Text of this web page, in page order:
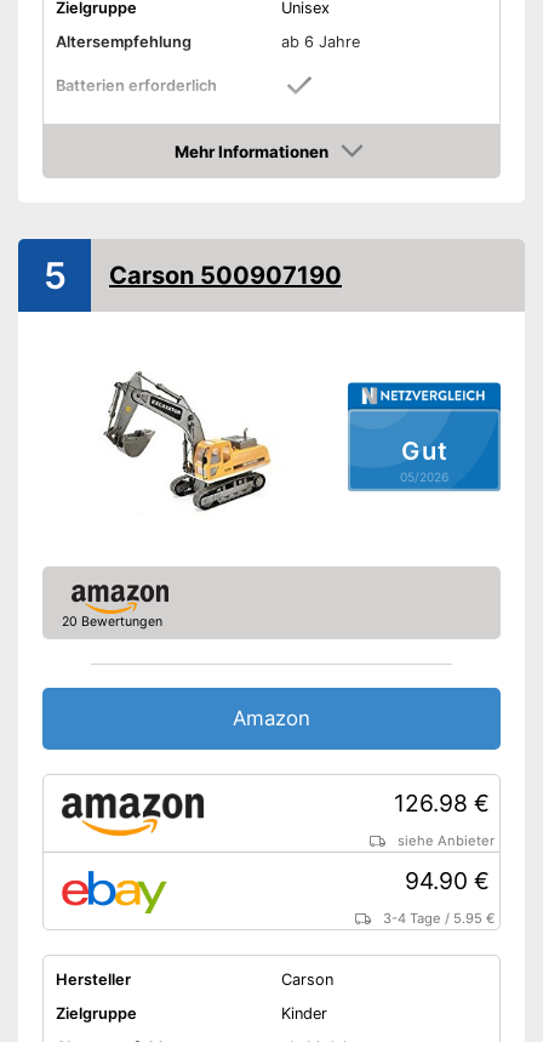
Zielgruppe
Unisex
Altersempfehlung
ab 6 Jahre
Batterien erforderlich
Material
Outdoor
Vorteile
Kein zusätzlicher Kauf von
Kann outdoor genutzt werden
Mehr Informationen
Amazon
Gut
05/2026
5 Carson 500907190
20 Bewertungen
Amazon
126.98 €
siehe Anbieter
94.90 €
3-4 Tage / 5.95 €
Hersteller
Carson
Zielgruppe
Kinder